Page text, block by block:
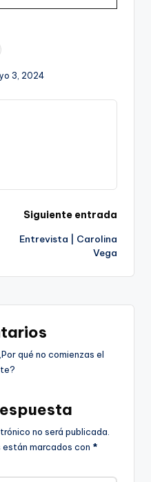
3, 2024
Siguiente entrada
Entrevista | Carolina
Vega
qué no comienzas el
no será publicada.
marcados con *